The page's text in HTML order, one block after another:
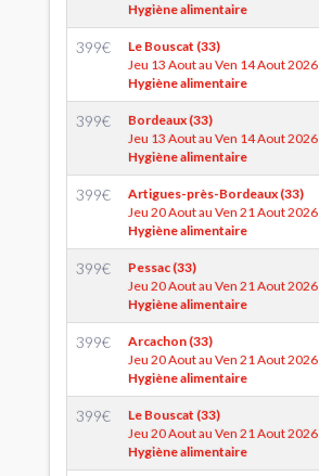
Hygiène alimentaire
399€
Le Bouscat (33)
Jeu 13 Aout au Ven 14 Aout 2026
Hygiène alimentaire
399€
Bordeaux (33)
Jeu 13 Aout au Ven 14 Aout 2026
Hygiène alimentaire
399€
Artigues-près-Bordeaux (33)
Jeu 20 Aout au Ven 21 Aout 2026
Hygiène alimentaire
399€
Pessac (33)
Jeu 20 Aout au Ven 21 Aout 2026
Hygiène alimentaire
399€
Arcachon (33)
Jeu 20 Aout au Ven 21 Aout 2026
Hygiène alimentaire
399€
Le Bouscat (33)
Jeu 20 Aout au Ven 21 Aout 2026
Hygiène alimentaire